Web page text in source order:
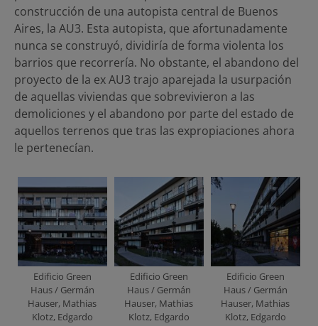
construcción de una autopista central de Buenos
Aires, la AU3. Esta autopista, que afortunadamente
nunca se construyó, dividiría de forma violenta los
barrios que recorrería. No obstante, el abandono del
proyecto de la ex AU3 trajo aparejada la usurpación
de aquellas viviendas que sobrevivieron a las
demoliciones y el abandono por parte del estado de
aquellos terrenos que tras las expropiaciones ahora
le pertenecían.
Edificio Green
Haus / Germán
Hauser, Mathias
Klotz, Edgardo
Edificio Green
Haus / Germán
Hauser, Mathias
Klotz, Edgardo
Edificio Green
Haus / Germán
Hauser, Mathias
Klotz, Edgardo